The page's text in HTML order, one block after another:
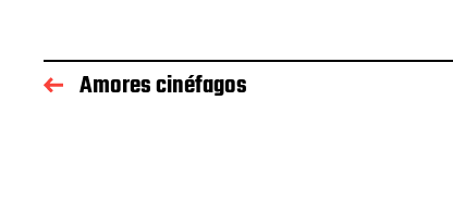
Amores cinéfagos